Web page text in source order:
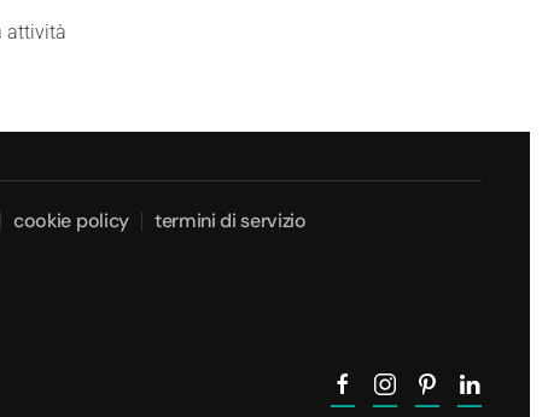
attività
cookie policy termini di servizio